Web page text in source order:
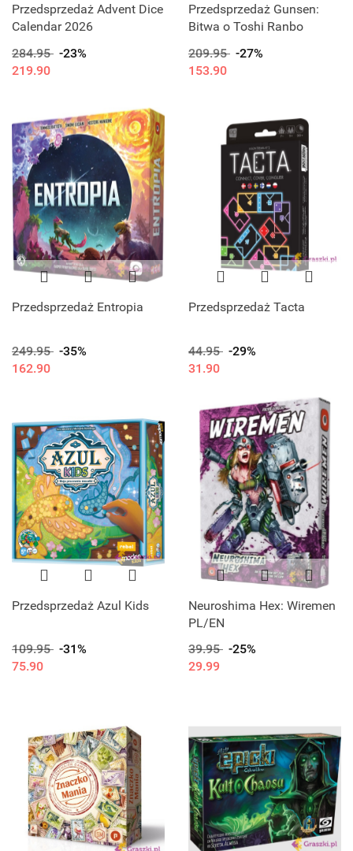
Przedsprzedaż Advent Dice
Calendar 2026
284.95 -23%
219.90
Przedsprzedaż Gunsen:
Bitwa o Toshi Ranbo
209.95 -27%
153.90
Przedsprzedaż Entropia
249.95 -35%
162.90
Przedsprzedaż Tacta
44.95 -29%
31.90
Przedsprzedaż Azul Kids
109.95 -31%
75.90
Neuroshima Hex: Wiremen
PL/EN
39.95 -25%
29.99